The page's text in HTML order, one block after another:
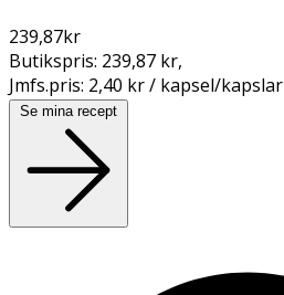
239,87kr
Butikspris: 239,87 kr,
Jmfs.pris: 2,40 kr / kapsel/kapslar
Se mina recept